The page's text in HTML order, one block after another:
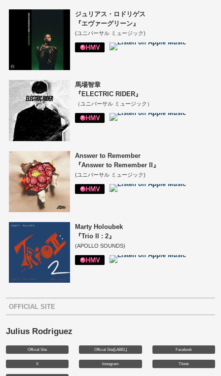
ジュリアス・ロドリゲス
『エヴァーグリーン』
(ユニバーサル ミュージック)
馬場智章
『ELECTRIC RIDER』
（ユニバーサル ミュージック）
Answer to Remember
『Answer to Remember II』
(ユニバーサル ミュージック)
Marty Holoubek
『Trio II : 2』
(APOLLO SOUNDS)
OFFICIAL SITE
Julius Rodriguez
Official Site Official Site[LABEL] Facebook
X Instagram Tiktok